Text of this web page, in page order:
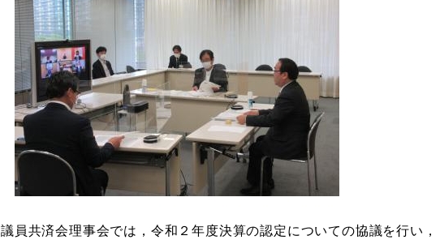
議員共済会理事会では，令和２年度決算の認定についての協議を行い，